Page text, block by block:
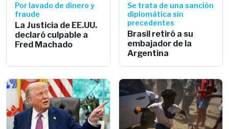
Por lavado de dinero y
fraude
La Justicia de EE.UU.
declaró culpable a
Fred Machado
Se trata de una sanción
diplomática sin
precedentes
Brasil retiró a su
embajador de la
Argentina